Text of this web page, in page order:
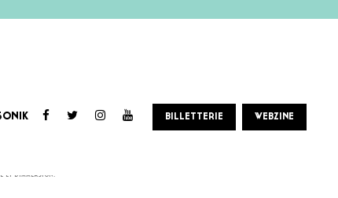
BILLETTERIE WEBZINE
d’immersion.